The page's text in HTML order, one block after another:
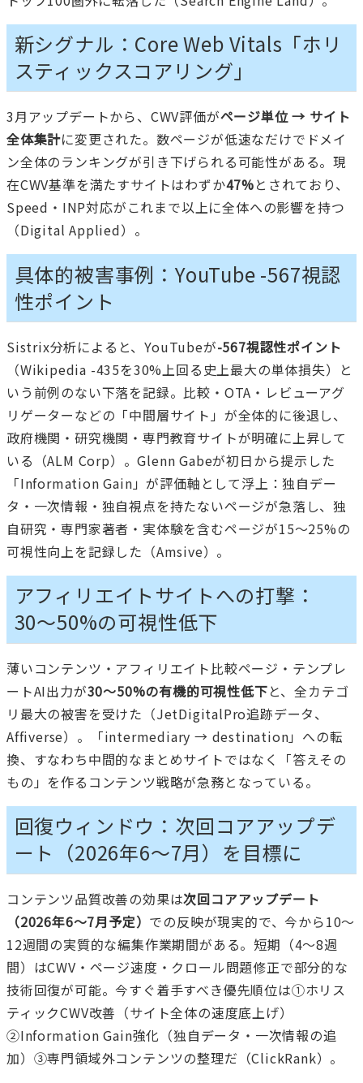
新シグナル：Core Web Vitals「ホリ
スティックスコアリング」
3月アップデートから、CWV評価がページ単位 → サイト
全体集計に変更された。数ページが低速なだけでドメイ
ン全体のランキングが引き下げられる可能性がある。現
在CWV基準を満たすサイトはわずか47%とされており、
Speed・INP対応がこれまで以上に全体への影響を持つ
（Digital Applied）。
具体的被害事例：YouTube -567視認
性ポイント
Sistrix分析によると、YouTubeが-567視認性ポイント
（Wikipedia -435を30%上回る史上最大の単体損失）と
いう前例のない下落を記録。比較・OTA・レビューアグ
リゲーターなどの「中間層サイト」が全体的に後退し、
政府機関・研究機関・専門教育サイトが明確に上昇して
いる（ALM Corp）。Glenn Gabeが初日から提示した
「Information Gain」が評価軸として浮上：独自デー
タ・一次情報・独自視点を持たないページが急落し、独
自研究・専門家著者・実体験を含むページが15〜25%の
可視性向上を記録した（Amsive）。
アフィリエイトサイトへの打撃：
30〜50%の可視性低下
薄いコンテンツ・アフィリエイト比較ページ・テンプレ
ートAI出力が30〜50%の有機的可視性低下と、全カテゴ
リ最大の被害を受けた（JetDigitalPro追跡データ、
Affiverse）。「intermediary → destination」への転
換、すなわち中間的なまとめサイトではなく「答えその
もの」を作るコンテンツ戦略が急務となっている。
回復ウィンドウ：次回コアアップデ
ート（2026年6〜7月）を目標に
コンテンツ品質改善の効果は次回コアアップデート
（2026年6〜7月予定） での反映が現実的で、今から10〜
12週間の実質的な編集作業期間がある。短期（4〜8週
間）はCWV・ページ速度・クロール問題修正で部分的な
技術回復が可能。今すぐ着手すべき優先順位は①ホリス
ティックCWV改善（サイト全体の速度底上げ）
②Information Gain強化（独自データ・一次情報の追
加）③専門領域外コンテンツの整理だ（ClickRank）。